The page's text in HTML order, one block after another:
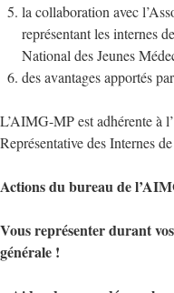
la collaboration avec
représentant les internes
National des Jeunes
des avantages apportés
L’AIMG-MP est adhérente à
Représentative des Internes
Actions du bureau de
Vous représenter durant
générale !